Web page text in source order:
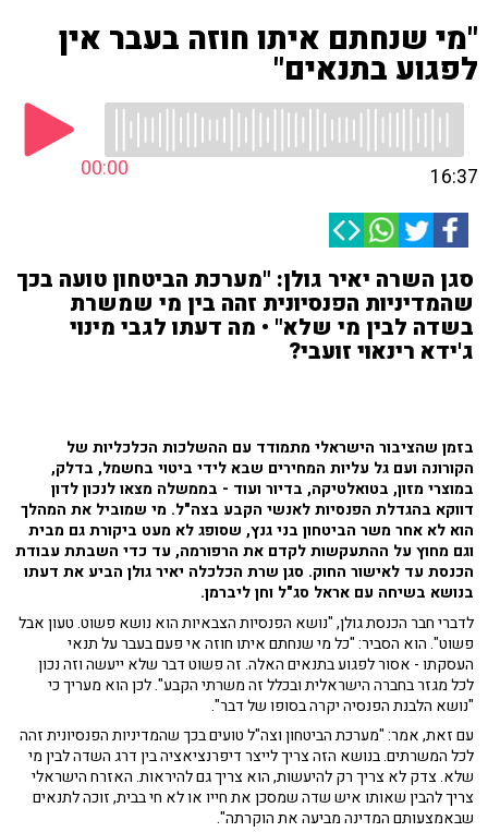
"מי שנחתם איתו חוזה בעבר אין
לפגוע בתנאים"
00:00 16:37
סגן השרה יאיר גולן: "מערכת הביטחון טועה בכך
שהמדיניות הפנסיונית זהה בין מי שמשרת
בשדה לבין מי שלא" • מה דעתו לגבי מינוי
ג'ידא רינאוי זועבי?
בזמן שהציבור הישראלי מתמודד עם ההשלכות הכלכליות של
הקורונה ועם גל עליות המחירים שבא לידי ביטוי בחשמל, בדלק,
במוצרי מזון, בטואלטיקה, בדיור ועוד - בממשלה מצאו לנכון לדון
דווקא בהגדלת הפנסיות לאנשי הקבע בצה"ל. מי שמוביל את המהלך
הוא לא אחר משר הביטחון בני גנץ, שסופג לא מעט ביקורת גם מבית
וגם מחוץ על ההתעקשות לקדם את הרפורמה, עד כדי השבתת עבודת
הכנסת עד לאישור החוק. סגן שרת הכלכלה יאיר גולן הביע את דעתו
בנושא בשיחה עם אראל סג"ל וחן ליברמן.
לדברי חבר הכנסת גולן, "נושא הפנסיות הצבאיות הוא נושא פשוט. טעון אבל
פשוט". הוא הסביר: "כל מי שנחתם איתו חוזה אי פעם בעבר על תנאי
העסקתו - אסור לפגוע בתנאים האלה. זה פשוט דבר שלא ייעשה וזה נכון
לכל מגזר בחברה הישראלית ובכלל זה משרתי הקבע". לכן הוא מעריך כי
"נושא הלבנת הפנסיה יקרה בסופו של דבר".
עם זאת, אמר: "מערכת הביטחון וצה"ל טועים בכך שהמדיניות הפנסיונית זהה
לכל המשרתים. בנושא הזה צריך לייצר דיפרנציאציה בין דרג השדה לבין מי
שלא. צדק לא צריך רק להיעשות, הוא צריך גם להיראות. האזרח הישראלי
צריך להבין שאותו איש שדה שמסכן את חייו או לא חי בבית, זוכה לתנאים
שבאמצעותם המדינה מביעה את הוקרתה".